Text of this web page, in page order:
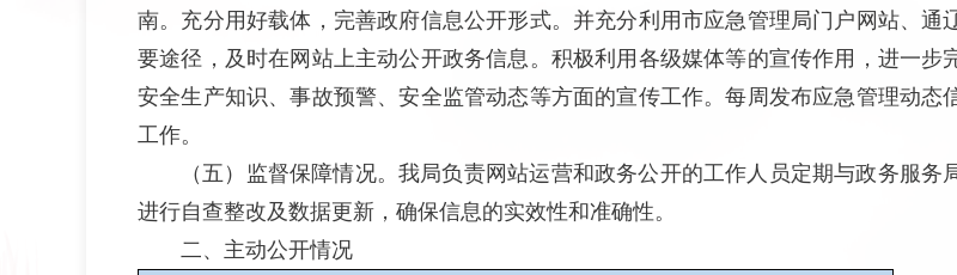
南。充分用好载体，完善政府信息公开形式。并充分利用市应急管理局门户网站、
要途径，及时在网站上主动公开政务信息。积极利用各级媒体等的宣传作用，进一
安全生产知识、事故预警、安全监管动态等方面的宣传工作。每周发布应急管理动
工作。
（五）监督保障情况。我局负责网站运营和政务公开的工作人员定期与政务服
进行自查整改及数据更新，确保信息的实效性和准确性。
二、 主动公开情况